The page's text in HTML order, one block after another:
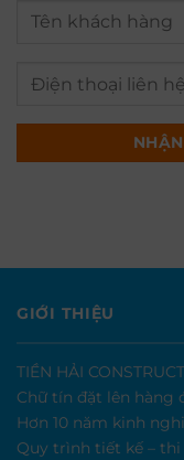
GIỚI THIỆU
TIỀN HẢI
Chữ tín đặt lên hàng
Hơn 10 năm kinh
Quy trình tiết kế –